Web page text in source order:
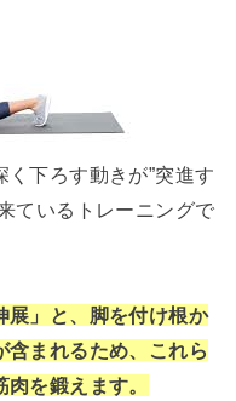
下ろす動きが”突進す
ているトレーニングで
展」と、脚を付け根か
含まれるため、これら
を鍛えます。